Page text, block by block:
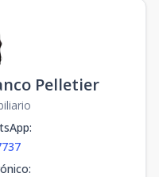
Pelletier
:
: